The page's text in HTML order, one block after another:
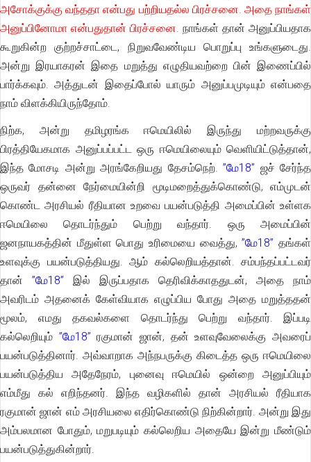
அசோக்குக்கு வந்ததா என்பது பற்றியதல்ல பிரச்சனை. அதை நாங்கள்
அனுப்பினோமா என்பதுதான் பிரச்சனை. நாங்கள் தான் அனுப்பியதாக
கூறுகின்ற குற்றச்சாட்டை, நிறுவவேண்டிய பொறுப்பு உங்களுடைது.
அன்று இரயாகரன் இதை மறுத்து எழுதியவற்றை பின் இணைப்பில்
பார்க்கவும். அத்துடன் இதைப்போல் யாரும் அனுப்பமுடியும் என்பதை
நாம் விளக்கியிருந்தோம்.
நிற்க, அன்று தமிழரங்க ஈமெயிலில் இருந்து மற்றவருக்கு
பிரத்தியேகமாக அனுப்பப்பட்ட ஒரு ஈமெயிலையும் வெளியிட்டுத்தான்,
இந்த மோசடி அன்று அரங்கேறியது தேசம்நெற்.”மே18” ஜச் சேர்ந்த
ஒருவர் தன்னை நேர்மையின்றி மூடிமறைத்துக்கொண்டு, எம்முடன்
கொண்ட அரசியல் ரீதியான உறவை பயன்படுத்தி அமைப்பின் உள்ளக
ஈமெயிலை தொடர்ந்தும் பெற்று வந்தார். ஒரு அமைப்பின்
ஜனநாயகத்தின் மீதுள்ள பொது உரிமையை வைத்து,”மே18” தங்கள்
உளவுக்கு பயன்படுத்தியது. ஆம் கல்லெறியத்தான். சம்பந்தப்பட்டவர்
தான் ”மே18” இல் இருப்பதாக தெரிவிக்காததுடன், அதை நாம்
அவரிடம் அதனைக் கேள்வியாக எழுப்பிய போது அதை மறுத்ததன்
மூலம், எமது தகவல்களை தொடர்ந்து பெற்று வந்தார். இப்படி
கல்லெறியும் ”மே18” ரகுமான் ஜான், தன் உளவுவேலைக்கு அவரைப்
பயன்படுத்தினார். அவ்வாறாக அந்நபருக்கு கிடைத்த ஒரு ஈமெயிலை
பயன்படுத்திய அதேநேரம், புனைவு ஈமெயில் ஒன்றை அனுப்பியும்
எம்மீது கல் எறிந்தனர். இந்த வழிகளில் தான் அரசியல் ரீதியாக
ரகுமான் ஜான் எம் அரசியலை எதிர்கொண்டு நிற்கின்றார். அன்று இது
அம்பலமான போதும், மறுபடியும் கல்லெறிய அதையே இன்று மீண்டும்
பயன்படுத்துகின்றார்.